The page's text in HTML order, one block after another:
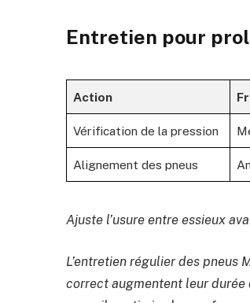
Entretien pour
Action
Vérification de la pression
Alignement des pneus
Ajuste l’usure entre essieux
L’entretien régulier des
correct augmentent leur durée